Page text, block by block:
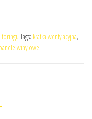
Tags: kratka wentylacyjna,
panele winylowe